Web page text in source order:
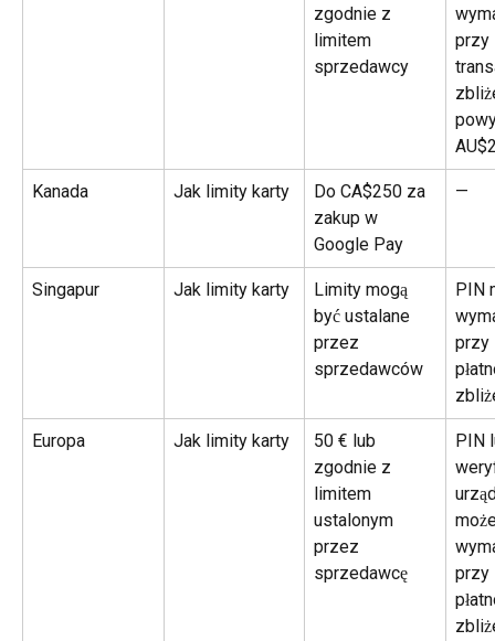
zgodnie z
limitem
sprzedawcy
przy
Kanada Jak limity karty
Do CA$250 za
zakup w
Google Pay
—
Singapur Jak limity karty
Limity mogą
być ustalane
przez
sprzedawców
PIN
przy
Europa Jak limity karty
50 € lub
zgodnie z
limitem
ustalonym
przez
sprzedawcę
PIN
przy